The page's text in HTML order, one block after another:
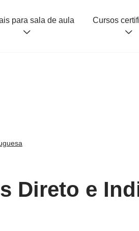
para sala de aula
Direto e